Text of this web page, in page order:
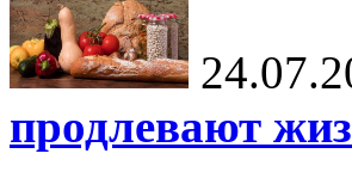
продлевают